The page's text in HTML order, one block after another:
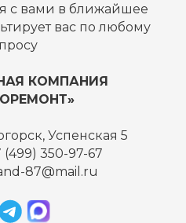
с вами в ближайшее
вас по любому
КОМПАНИЯ
Успенская 5
(499) 350-97-67
87@mail.ru